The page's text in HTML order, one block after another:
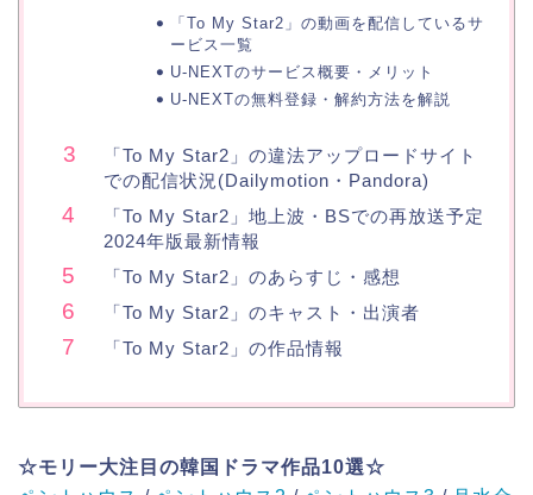
「To My Star2」の動画を配信しているサ
ービス一覧
U-NEXTのサービス概要・メリット
U-NEXTの無料登録・解約方法を解説
「To My Star2」の違法アップロードサイト
での配信状況(Dailymotion・Pandora)
「To My Star2」地上波・BSでの再放送予定
2024年版最新情報
「To My Star2」のあらすじ・感想
「To My Star2」のキャスト・出演者
「To My Star2」の作品情報
☆モリー大注目の韓国ドラマ作品10選☆